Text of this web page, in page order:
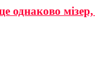
однаково